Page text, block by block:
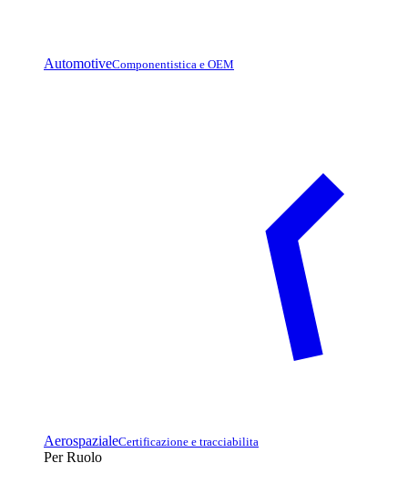
AutomotiveComponentistica e OEM
AerospazialeCertificazione e tracciabilita
Per Ruolo